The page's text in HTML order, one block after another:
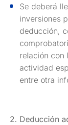
Se deberá
inversiones
deducción,
relación con
actividad
entre otra
2. Deducción